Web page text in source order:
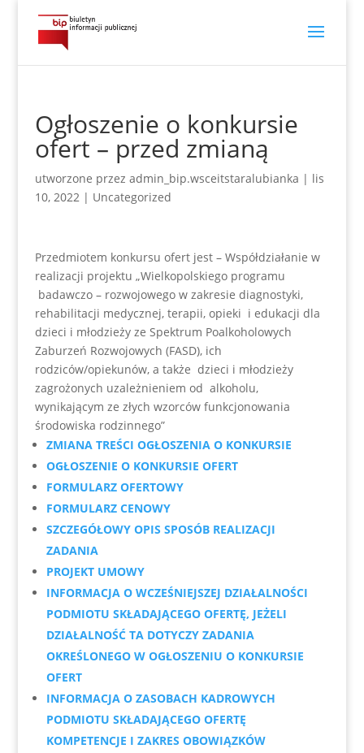
Ogłoszenie o konkursie
ofert – przed zmianą
utworzone przez admin_bip.wsceitstaralubianka | lis
10, 2022| Uncategorized
Przedmiotem konkursu ofert jest – Współdziałanie w
realizacji projektu „Wielkopolskiego programu
badawczo – rozwojowego w zakresie diagnostyki,
rehabilitacji medycznej, terapii, opieki i edukacji dla
dzieci i młodzieży ze Spektrum Poalkoholowych
Zaburzeń Rozwojowych (FASD), ich
rodziców/opiekunów, a także dzieci i młodzieży
zagrożonych uzależnieniem od alkoholu,
wynikającym ze złych wzorców funkcjonowania
środowiska rodzinnego”
ZMIANA TREŚCI OGŁOSZENIA O KONKURSIE
OGŁOSZENIE O KONKURSIE OFERT
FORMULARZ OFERTOWY
FORMULARZ CENOWY
SZCZEGÓŁOWY OPIS SPOSÓB REALIZACJI
ZADANIA
PROJEKT UMOWY
INFORMACJA O WCZEŚNIEJSZEJ DZIAŁALNOŚCI
PODMIOTU SKŁADAJĄCEGO OFERTĘ, JEŻELI
DZIAŁALNOŚĆ TA DOTYCZY ZADANIA
OKREŚLONEGO W OGŁOSZENIU O KONKURSIE
OFERT
INFORMACJA O ZASOBACH KADROWYCH
PODMIOTU SKŁADAJĄCEGO OFERTĘ
KOMPETENCJE I ZAKRES OBOWIĄZKÓW